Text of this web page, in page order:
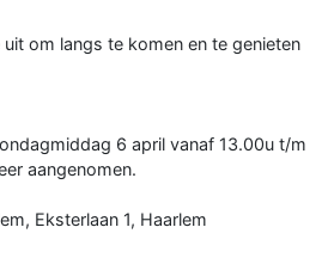
om langs te komen en te genieten
6 april vanaf 13.00u t/m
aangenomen.
Eksterlaan 1, Haarlem